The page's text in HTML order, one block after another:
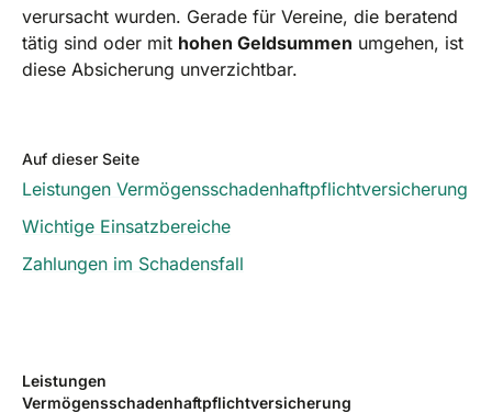
verursacht wurden. Gerade für Vereine, die beratend
tätig sind oder mit hohen Geldsummen umgehen, ist
diese Absicherung unverzichtbar.
Auf dieser Seite
Leistungen Vermögensschadenhaftpflichtversicherung
Wichtige Einsatzbereiche
Zahlungen im Schadensfall
Leistungen
Vermögensschadenhaftpflichtversicherung